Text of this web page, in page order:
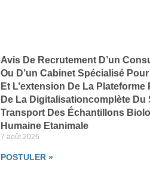
Avis De Recrutement D’un
Ou D’un Cabinet Spécialisé
Et L’extension De La Plateforme
De La Digitalisationcomplète Du
Transport Des Échantillons
Humaine Etanimale
7 août 2026
POSTULER »